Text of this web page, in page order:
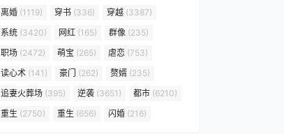
离婚 (1119) 穿书 (336) 穿越 (3387)
系统 (3420) 网红 (165) 群像 (235)
职场 (2472) 萌宝 (265) 虐恋 (753)
读心术 (141) 豪门 (262) 赘婿 (235)
追妻火葬场 (395) 逆袭 (3651) 都市 (6210)
重生 (2750) 重生 (656) 闪婚 (216)